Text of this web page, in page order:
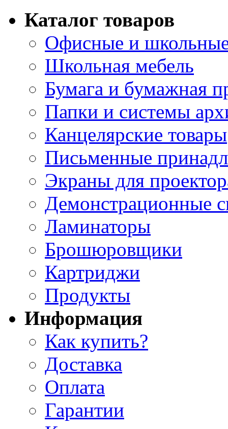
Каталог товаров
Офисные и
Школьная мебель
Бумага и бумажная
Папки и системы
Канцелярские товары
Письменные
Экраны для
Демонстрационные
Ламинаторы
Брошюровщики
Картриджи
Продукты
Информация
Как купить?
Доставка
Оплата
Гарантии